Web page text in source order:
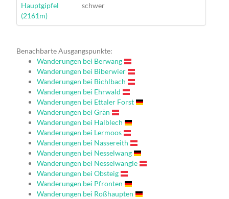
Hauptgipfel
(2161m)
schwer
Benachbarte Ausgangspunkte:
Wanderungen bei Berwang
Wanderungen bei Biberwier
Wanderungen bei Bichlbach
Wanderungen bei Ehrwald
Wanderungen bei Ettaler Forst
Wanderungen bei Grän
Wanderungen bei Halblech
Wanderungen bei Lermoos
Wanderungen bei Nassereith
Wanderungen bei Nesselwang
Wanderungen bei Nesselwängle
Wanderungen bei Obsteig
Wanderungen bei Pfronten
Wanderungen bei Roßhaupten